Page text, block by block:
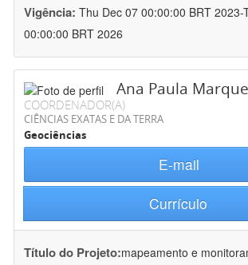
Vigência: Thu Dec 07 00:00:00 BRT 2023-
00:00:00 BRT 2026
Ana Paula
COORDENADOR(A)
CIÊNCIAS EXATAS E DA TERRA
Geociências
E-mail
Currículo
Título do Projeto:mapeamento e